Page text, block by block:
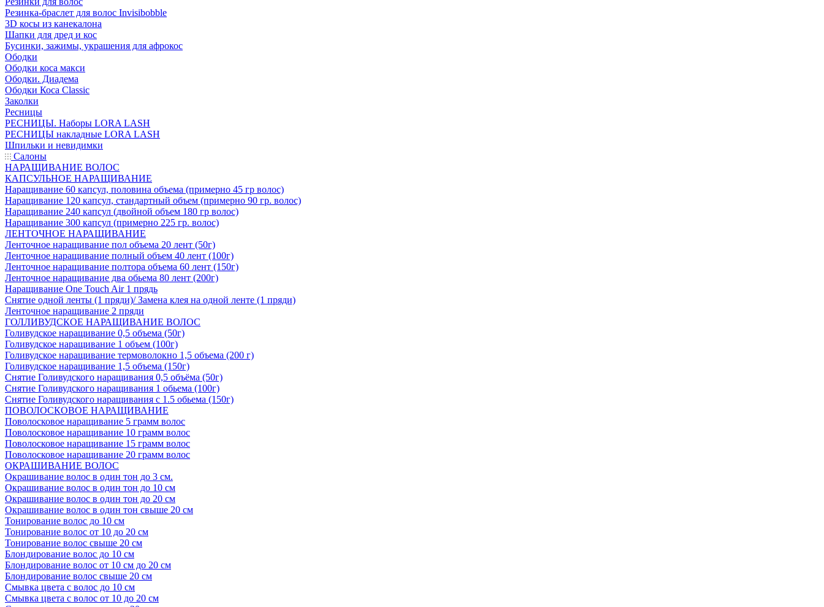
Резинка-браслет для волос Invisibobble
3D косы из канекалона
Шапки для дред и кос
Бусинки, зажимы, украшения для афрокос
Ободки
Ободки коса макси
Ободки. Диадема
Ободки Коса Classic
Заколки
Ресницы
РЕСНИЦЫ. Наборы LORA LASH
РЕСНИЦЫ накладные LORA LASH
Шпильки и невидимки
Салоны
НАРАЩИВАНИЕ ВОЛОС
КАПСУЛЬНОЕ НАРАЩИВАНИЕ
Наращивание 60 капсул, половина объема (примерно 45 гр волос)
Наращивание 120 капсул, стандартный объем (примерно 90 гр. волос)
Наращивание 240 капсул (двойной объем 180 гр волос)
Наращивание 300 капсул (примерно 225 гр. волос)
ЛЕНТОЧНОЕ НАРАЩИВАНИЕ
Ленточное наращивание пол объема 20 лент (50г)
Ленточное наращивание полный объем 40 лент (100г)
Ленточное наращивание полтора объема 60 лент (150г)
Ленточное наращивание два обьема 80 лент (200г)
Наращивание One Touch Air 1 прядь
Снятие одной ленты (1 пряди)/ Замена клея на одной ленте (1 пряди)
Ленточное наращивание 2 пряди
ГОЛЛИВУДСКОЕ НАРАЩИВАНИЕ ВОЛОС
Голивудское наращивание 0,5 объема (50г)
Голивудское наращивание 1 объем (100г)
Голивудское наращивание термоволокно 1,5 объема (200 г)
Голивудское наращивание 1,5 объема (150г)
Снятие Голивудского наращивания 0,5 объёма (50г)
Снятие Голивудского наращивания 1 обьема (100г)
Снятие Голивудского наращивания с 1.5 обьема (150г)
ПОВОЛОСКОВОЕ НАРАЩИВАНИЕ
Поволосковое наращивание 5 грамм волос
Поволосковое наращивание 10 грамм волос
Поволосковое наращивание 15 грамм волос
Поволосковое наращивание 20 грамм волос
ОКРАШИВАНИЕ ВОЛОС
Окрашивание волос в один тон до 3 см.
Окрашивание волос в один тон до 10 см
Окрашивание волос в один тон до 20 см
Окрашивание волос в один тон свыше 20 см
Тонирование волос до 10 см
Тонирование волос от 10 до 20 см
Тонирование волос свыше 20 см
Блондирование волос до 10 см
Блондирование волос от 10 см до 20 см
Блондирование волос свыше 20 см
Смывка цвета с волос до 10 см
Смывка цвета с волос от 10 до 20 см